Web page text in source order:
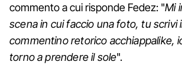
commento a cui risponde Fedez: "Mi
scena in cui faccio una foto, tu scrivi
commentino retorico acchiappalike,
torno a prendere il sole".